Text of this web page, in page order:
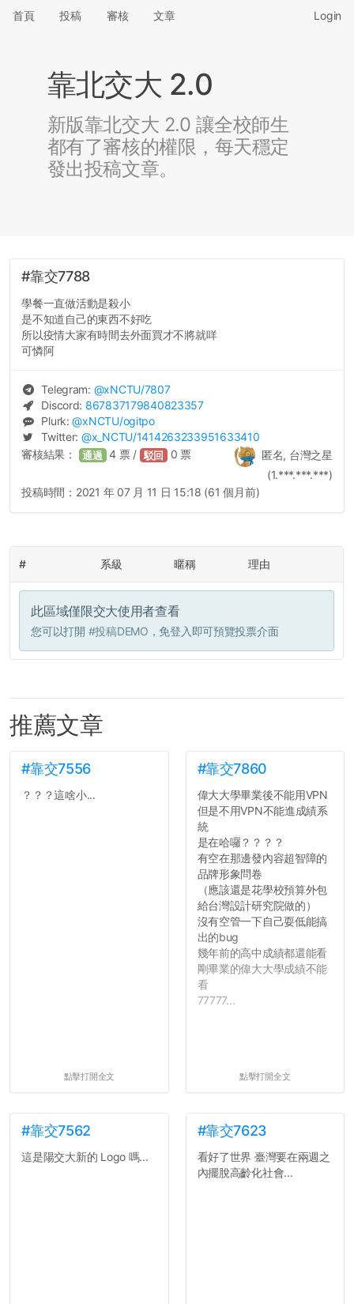
首頁 投稿 審核 文章 Login
靠北交大 2.0
新版靠北交大 2.0 讓全校師生
都有了審核的權限，每天穩定
發出投稿文章。
#靠交7788
學餐一直做活動是殺小
是不知道自己的東西不好吃
所以疫情大家有時間去外面買才不將就咩
可憐阿
Telegram: @xNCTU/7807
Discord: 867837179840823357
Plurk:@xNCTU/ogitpo
Twitter: @x_NCTU/1414263233951633410
匿名, 台灣之星
(1.***.***.***)
審核結果： 通過 4 票 / 駁回 0 票
投稿時間： 2021 年 07 月 11 日 15:18 (61 個月前)
# 系級 暱稱 理由
此區域僅限交大使用者查看
您可以打開 #投稿DEMO ，免登入即可預覽投票介面
推薦文章
#靠交7556
？？？這啥小...
點擊打開全文
#靠交7860
偉大大學畢業後不能用VPN
但是不用VPN不能進成績系
統
是在哈囉？？？？
有空在那邊發內容超智障的
品牌形象問卷
（應該還是花學校預算外包
給台灣設計研究院做的）
沒有空管一下自己耍低能搞
出的bug
幾年前的高中成績都還能看
剛畢業的偉大大學成績不能
看
77777...
點擊打開全文
#靠交7562
這是陽交大新的 Logo 嗎...
#靠交7623
看好了世界 臺灣要在兩週之
內擺脫高齡化社會...